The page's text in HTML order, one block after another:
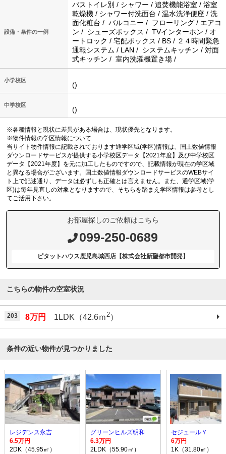
設備・条件の一例
バストイレ別 / シャワー / 追焚機能浴室 / 浴室
乾燥機 / シャワー付洗面台 / 温水洗浄便座 / 洗
面化粧台 / バルコニー / フローリング / エアコ
ン / シューズボックス / TVインターホン / オ
ートロック / 宅配ボックス / BS / ２４時間緊急
通報システム / LAN / システムキッチン / 対面
式キッチン / 室内洗濯機置き場 /
小学校区
()
中学校区
()
※各種情報と現状に差異がある場合は、現状優先となります。
※物件情報の学区情報について
当サイト物件情報に記載されております通学区域(学区)情報は、国土数値情報
ダウンロードサービスが提供する小学校区データ【2021年度】及び中学校区
データ【2021年度】を元に加工したものですので、記載情報が現在の学区域
と異なる場合がございます。国土数値情報ダウンロードサービスのWEBサイ
ト上で記述通り、データは必ずしも正確とは言えません。また、通学区域(学
区)は毎年見直しの対象となりますので、そちらを踏まえ学区情報は参考とし
てご活用下さい。
お部屋探しのご依頼はこちら
099-250-0689
ピタットハウス鹿児島城西店【株式会社新聖都市開発】
こちらの物件の空室状況
203 8万円 1LDK（42.6ｍ2）
条件の近い物件が見つかりました
レジデンス永吉
6.5万円
2DK（45.95㎡）
グリーンヒルズ明和
6.3万円
2LDK（55.90㎡）
セジュールＹ
6万円
1K（31.80㎡）